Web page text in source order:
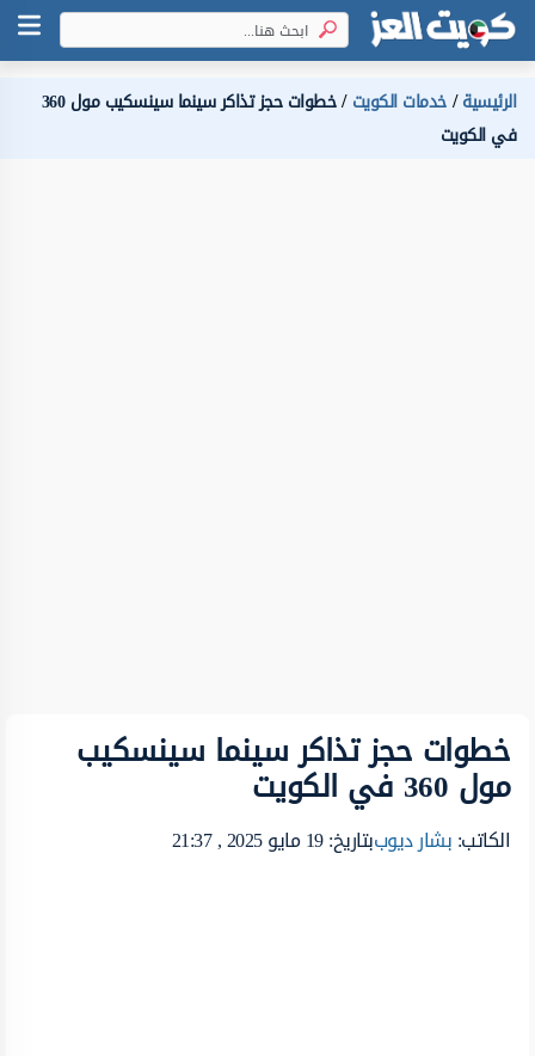
الرئيسية خدمات الكويت
خطوات حجز تذاكر سينما سينسكيب مول 360
في الكويت
خطوات حجز تذاكر سينما سينسكيب
مول 360 في الكويت
الكاتب:بشار ديوببتاريخ: 19 مايو 2025 , 21:37